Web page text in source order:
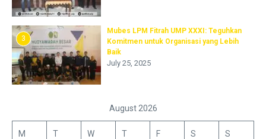
3
Mubes LPM Fitrah UMP XXXI: Teguhkan
Komitmen untuk Organisasi yang Lebih
Baik
July 25, 2025
August 2026
M T W T F S S